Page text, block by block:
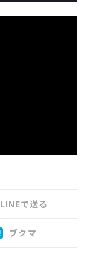
LINEで送る
ブクマ